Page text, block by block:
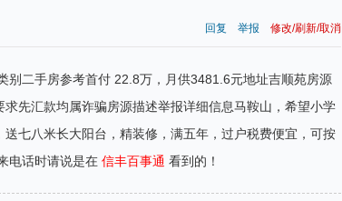
回复 举报 修改/刷新/取消
二手房参考首付 22.8万，月供3481.6元地址吉顺苑房源
先汇款均属诈骗房源描述举报详细信息马鞍山，希望小学
七八米长大阳台，精装修，满五年，过户税费便宜，可按
电话时请说是在 信丰百事通 看到的！